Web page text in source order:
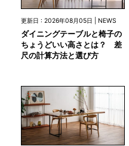
更新日 : 2026年08月05日 | NEWS
ダイニングテーブルと椅子の
ちょうどいい高さとは？ 差
尺の計算方法と選び方